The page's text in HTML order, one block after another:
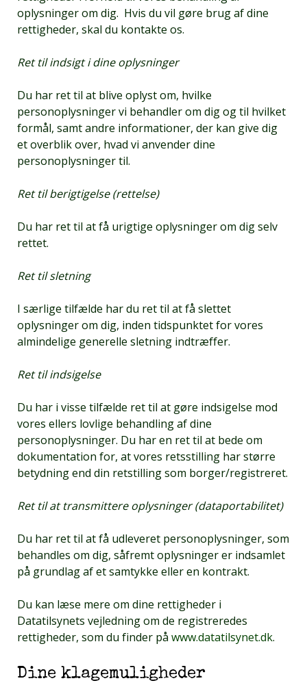
oplysninger om dig. Hvis du vil gøre brug af dine
rettigheder, skal du kontakte os.
Ret til indsigt i dine oplysninger
Du har ret til at blive oplyst om, hvilke
personoplysninger vi behandler om dig og til hvilket
formål, samt andre informationer, der kan give dig
et overblik over, hvad vi anvender dine
personoplysninger til.
Ret til berigtigelse (rettelse)
Du har ret til at få urigtige oplysninger om dig selv
rettet.
Ret til sletning
I særlige tilfælde har du ret til at få slettet
oplysninger om dig, inden tidspunktet for vores
almindelige generelle sletning indtræffer.
Ret til indsigelse
Du har i visse tilfælde ret til at gøre indsigelse mod
vores ellers lovlige behandling af dine
personoplysninger. Du har en ret til at bede om
dokumentation for, at vores retsstilling har større
betydning end din retstilling som borger/registreret.
Ret til at transmittere oplysninger (dataportabilitet)
Du har ret til at få udleveret personoplysninger, som
behandles om dig, såfremt oplysninger er indsamlet
på grundlag af et samtykke eller en kontrakt.
Du kan læse mere om dine rettigheder i
Datatilsynets vejledning om de registreredes
rettigheder, som du finder på www.datatilsynet.dk.
Dine klagemuligheder